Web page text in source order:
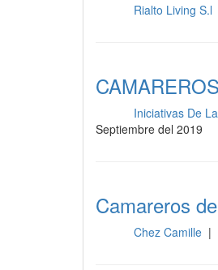
Rialto Living S.l
Iniciativas De
Septiembre del 2019
Camareros
Chez Camille |